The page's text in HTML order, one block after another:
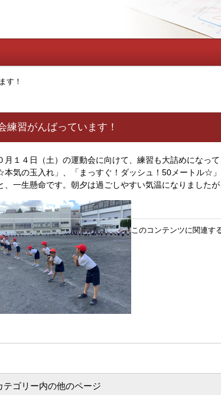
す！
練習がんばっています！
１４日（土）の運動会に向けて、練習も大詰めになっ
本気の玉入れ」、「まっすぐ！ダッシュ！50メートル☆
、一生懸命です。朝夕は過ごしやすい気温になりました
このコンテンツに関連す
テゴリー内の他のページ